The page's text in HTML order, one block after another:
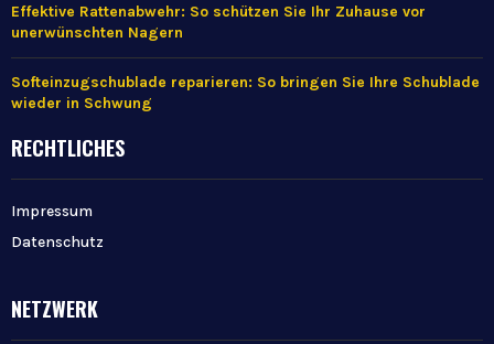
Effektive Rattenabwehr: So schützen Sie Ihr Zuhause vor
unerwünschten Nagern
Softeinzugschublade reparieren: So bringen Sie Ihre Schublade
wieder in Schwung
RECHTLICHES
Impressum
Datenschutz
NETZWERK